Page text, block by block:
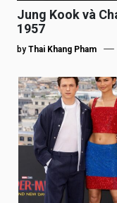
Jung Kook và
1957
by Thai Khang Pham